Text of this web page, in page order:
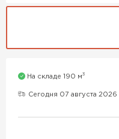
На складе 190 м3
Сегодня 07 августа